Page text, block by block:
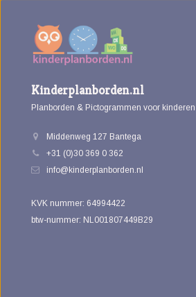
Kinderplanborden.nl
Planborden & Pictogrammen voor kinderen
Middenweg 127 Bantega
+31 (0)30 369 0 362
info@kinderplanborden.nl
KVK nummer: 64994422
btw-nummer: NL001807449B29